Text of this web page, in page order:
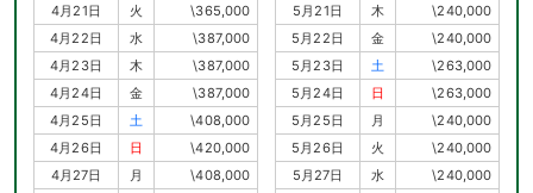
4月21日
火
\365,000
4月22日
水
\387,000
4月23日
木
\387,000
4月24日
金
\387,000
4月25日
土
\408,000
4月26日
日
\420,000
4月27日
月
\408,000
5月21日
木
\240,000
5月22日
金
\240,000
5月23日
土
\263,000
5月24日
日
\263,000
5月25日
月
\240,000
5月26日
火
\240,000
5月27日
水
\240,000